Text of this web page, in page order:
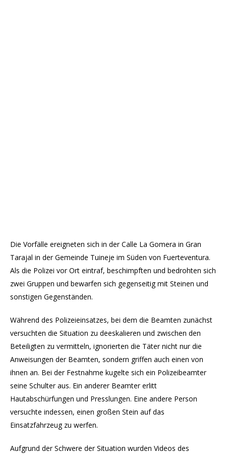
Die Vorfälle ereigneten sich in der Calle La Gomera in Gran
Tarajal in der Gemeinde Tuineje im Süden von Fuerteventura.
Als die Polizei vor Ort eintraf, beschimpften und bedrohten sich
zwei Gruppen und bewarfen sich gegenseitig mit Steinen und
sonstigen Gegenständen.
Während des Polizeieinsatzes, bei dem die Beamten zunächst
versuchten die Situation zu deeskalieren und zwischen den
Beteiligten zu vermitteln, ignorierten die Täter nicht nur die
Anweisungen der Beamten, sondern griffen auch einen von
ihnen an. Bei der Festnahme kugelte sich ein Polizeibeamter
seine Schulter aus. Ein anderer Beamter erlitt
Hautabschürfungen und Presslungen. Eine andere Person
versuchte indessen, einen großen Stein auf das
Einsatzfahrzeug zu werfen.
Aufgrund der Schwere der Situation wurden Videos des